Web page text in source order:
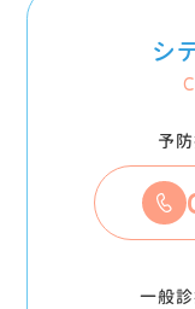
シ
予
一般